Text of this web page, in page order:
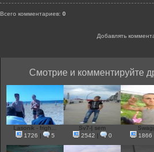
Всего комментариев: 0
Добавлять
Смотрие и комментируйте
Lasonik - frigh...
1726
5
Sv7-| sem
2542
0
1866